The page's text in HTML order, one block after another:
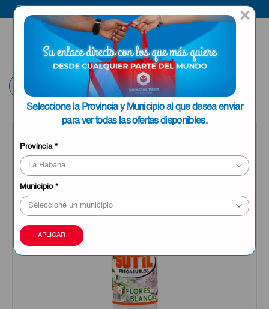
×
Seleccione la Provincia y Municipio al que desea enviar
para ver todas las ofertas disponibles.
Provincia*
Municipio*
APLICAR
Bienvenido a Esencial Pack
ENVIAR A LA
HABANA